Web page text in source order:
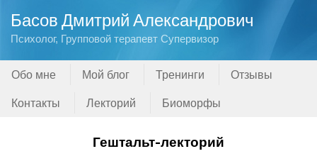
Басов Дмитрий Александрович
Психолог, Групповой терапевт Супервизор
Обо мне Мой блог Тренинги
Отзывы
Контакты
Лекторий Биоморфы
Гештальт-лекторий